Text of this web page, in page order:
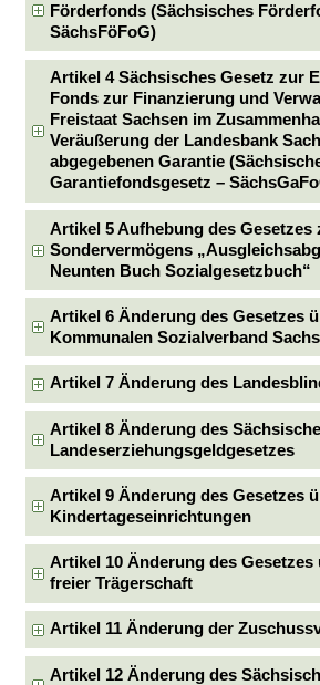
Förderfonds (Sächsisches
SächsFöFoG)
Artikel 4 Sächsisches Gesetz zur
Fonds zur Finanzierung und
Freistaat Sachsen im
Veräußerung der Landesbank
abgegebenen Garantie
Garantiefondsgesetz –
Artikel 5 Aufhebung des
Sondervermögens
Neunten Buch Sozialgesetzbuch“
Artikel 6 Änderung des Gesetzes
Kommunalen Sozialverband
Artikel 7 Änderung des
Artikel 8 Änderung des
Landeserziehungsgeldgesetzes
Artikel 9 Änderung des Gesetzes
Kindertageseinrichtungen
Artikel 10 Änderung des Gesetzes
freier Trägerschaft
Artikel 11 Änderung der
Artikel 12 Änderung des